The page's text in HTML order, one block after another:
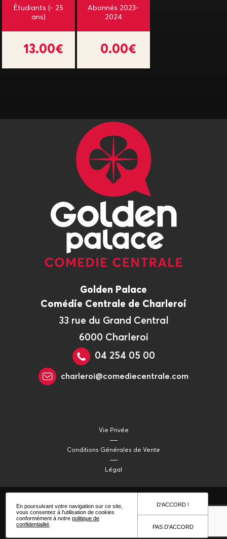
Étudiants (- 25
ans)
13.00€
Abonnés 2023-
2024
0.00€
Golden Palace
Comédie Centrale de Charleroi
33 rue du Grand Central
6000 Charleroi
04 254 05 00
charleroi@comediecentrale.com
Vie Privée
Conditions Générales de Vente
Légal
En poursuivant votre navigation sur ce site,
vous consentez à l'utilisation de cookies
conformément à notrepolitique de
confidentialité
D'ACCORD !
PAS D'ACCORD